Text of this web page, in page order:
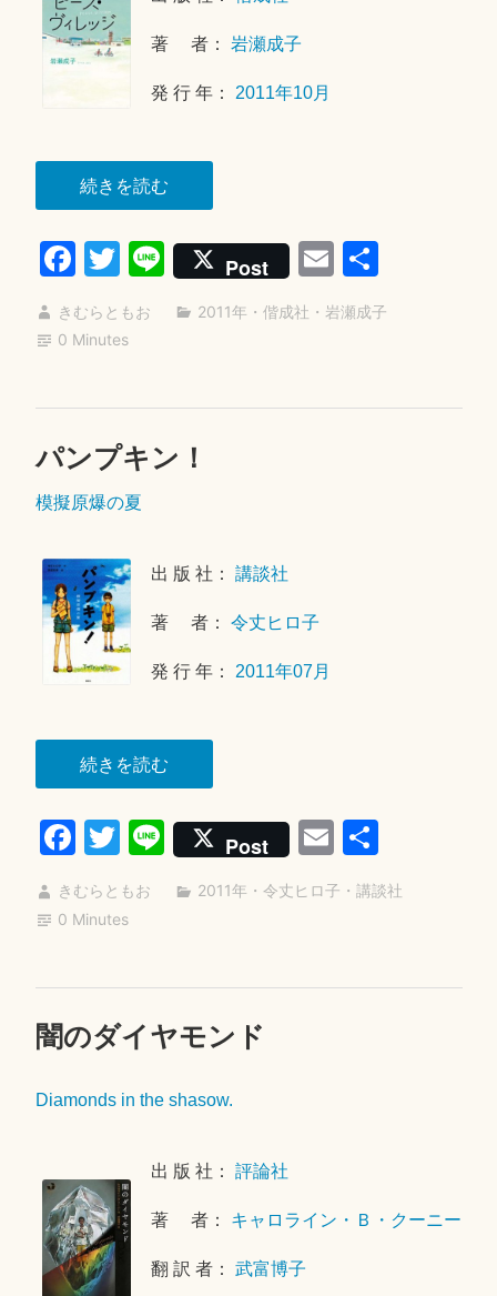
著 者：岩瀬成子
発 行 年： 2011年10月
続きを読む“ピ
ー
ス・
ヴ
ィ
Fa
ce
bo
T
wi
tte
Li
ne
Post E
m
ail
共
有
きむらともお 2011年 ・ 偕成社 ・ 岩瀬成子
0 Minutes
パンプキン！
模擬原爆の夏
出 版 社：講談社
著 者：令丈ヒロ子
発 行 年：2011年07月
続きを読む“パ
ン
プ
キ
ン！”
Fa
ce
bo
T
wi
tte
Li
ne
Post E
m
ail
共
有
きむらともお 2011年 ・ 令丈ヒロ子 ・ 講談社
0 Minutes
闇のダイヤモンド
Diamonds in the shasow.
出 版 社：評論社
著 者： キャロライン・Ｂ・クーニー
翻 訳 者：武富博子
2
8
月
2
日